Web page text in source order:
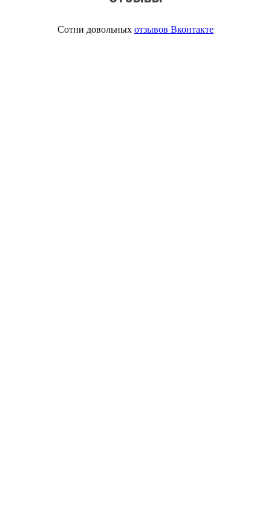
Сотни довольных отзывов Вконтакте